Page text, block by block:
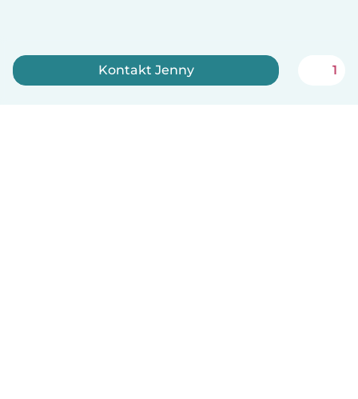
Kontakt Jenny 1